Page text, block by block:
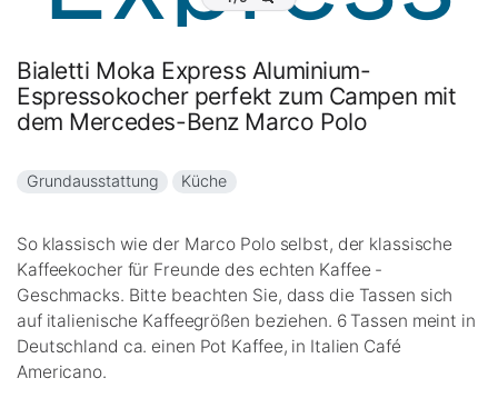
Bialetti Moka Express Aluminium-
Espressokocher perfekt zum Campen mit
dem Mercedes-Benz Marco Polo
Grundausstattung Küche
So klassisch wie der Marco Polo selbst, der klassische
Kaffeekocher für Freunde des echten Kaffee -
Geschmacks. Bitte beachten Sie, dass die Tassen sich
auf italienische Kaffeegrößen beziehen. 6 Tassen meint in
Deutschland ca. einen Pot Kaffee, in Italien Café
Americano.